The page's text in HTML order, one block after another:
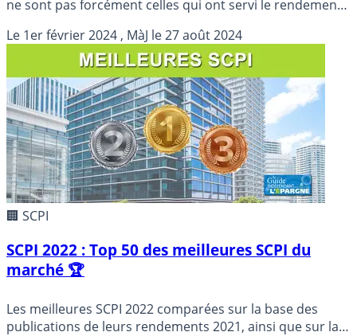
ne sont pas forcément celles qui ont servi le rendement
Le 1er février 2024 , MàJ le27 août 2024
🏢 SCPI
SCPI 2022 : Top 50 des meilleures SCPI du
marché 🏆
Les meilleures SCPI 2022 comparées sur la base des
publications de leurs rendements 2021, ainsi que sur la